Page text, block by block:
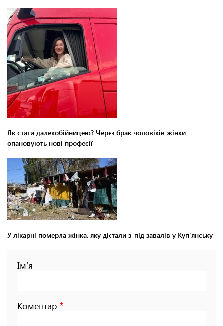
Як стати далекобійницею? Через брак чоловіків жінки
опановують нові професії
У лікарні померла жінка, яку дістали з-під завалів у Куп'янську
Ім'я
Коментар